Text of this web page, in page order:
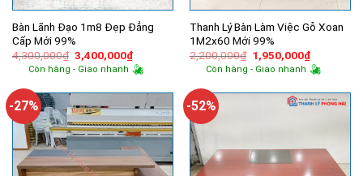
Bàn Lãnh Đạo 1m8 Đẹp Đẳng
Cấp Mới 99%
4,300,000₫ Giá
gốc
là:
3,400,000₫Giá
hiện
tại
3,400,000₫.
Còn hàng - Giao nhanh
Thanh Lý Bàn Làm Việc Gỗ Xoan
1M2x60 Mới 99%
2,200,000₫ Giá
gốc
là:
1,950,000₫Giá
hiện
tại
Còn hàng - Giao nhanh
-27% -52%